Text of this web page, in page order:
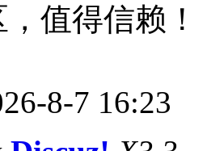
值得信赖！
8-7 16:23